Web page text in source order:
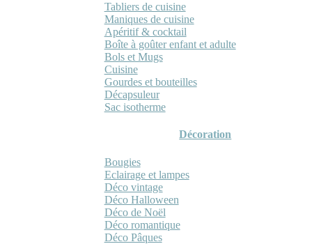
Tabliers de cuisine
Maniques de cuisine
Apéritif & cocktail
Boîte à goûter enfant et adulte
Bols et Mugs
Cuisine
Gourdes et bouteilles
Décapsuleur
Sac isotherme
Décoration
Bougies
Eclairage et lampes
Déco vintage
Déco Halloween
Déco de Noël
Déco romantique
Déco Pâques